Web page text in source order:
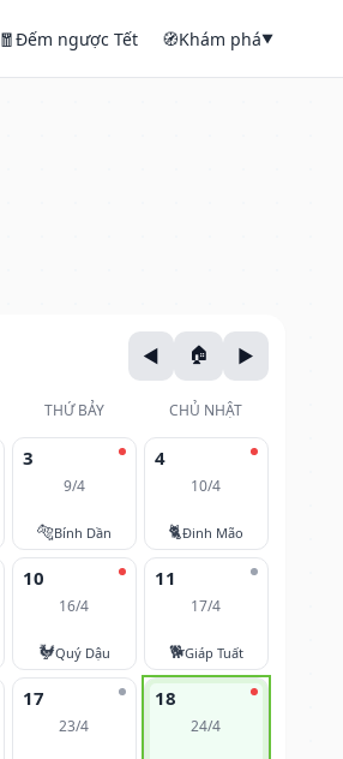
🧧Đếm ngược Tết 🧭Khám phá▼
THỨ BẢY CHỦ NHẬT
3
9/4
🐅Bính Dần
4
10/4
🐈Đinh Mão
10
16/4
🐓Quý Dậu
11
17/4
🐕Giáp Tuất
17
23/4
18
24/4